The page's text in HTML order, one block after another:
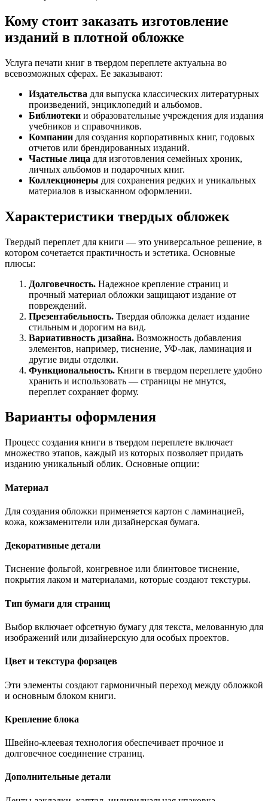
Кому стоит заказать изготовление
изданий в плотной обложке
Услуга печати книг в твердом переплете актуальна во
всевозможных сферах. Ее заказывают:
Издательства для выпуска классических литературных
произведений, энциклопедий и альбомов.
Библиотеки и образовательные учреждения для издания
учебников и справочников.
Компании для создания корпоративных книг, годовых
отчетов или брендированных изданий.
Частные лица для изготовления семейных хроник,
личных альбомов и подарочных книг.
Коллекционеры для сохранения редких и уникальных
материалов в изысканном оформлении.
Характеристики твердых обложек
Твердый переплет для книги — это универсальное решение, в
котором сочетается практичность и эстетика. Основные
плюсы:
Долговечность. Надежное крепление страниц и
прочный материал обложки защищают издание от
повреждений.
Презентабельность. Твердая обложка делает издание
стильным и дорогим на вид.
Вариативность дизайна. Возможность добавления
элементов, например, тиснение, УФ-лак, ламинация и
другие виды отделки.
Функциональность. Книги в твердом переплете удобно
хранить и использовать — страницы не мнутся,
переплет сохраняет форму.
Варианты оформления
Процесс создания книги в твердом переплете включает
множество этапов, каждый из которых позволяет придать
изданию уникальный облик. Основные опции:
Материал
Для создания обложки применяется картон с ламинацией,
кожа, кожзаменители или дизайнерская бумага.
Декоративные детали
Тиснение фольгой, конгревное или блинтовое тиснение,
покрытия лаком и материалами, которые создают текстуры.
Тип бумаги для страниц
Выбор включает офсетную бумагу для текста, мелованную для
изображений или дизайнерскую для особых проектов.
Цвет и текстура форзацев
Эти элементы создают гармоничный переход между обложкой
и основным блоком книги.
Крепление блока
Швейно-клеевая технология обеспечивает прочное и
долговечное соединение страниц.
Дополнительные детали